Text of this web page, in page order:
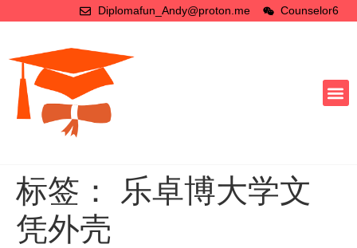
Diplomafun_Andy@proton.me Counselor6
标签： 乐卓博大学文
凭外壳